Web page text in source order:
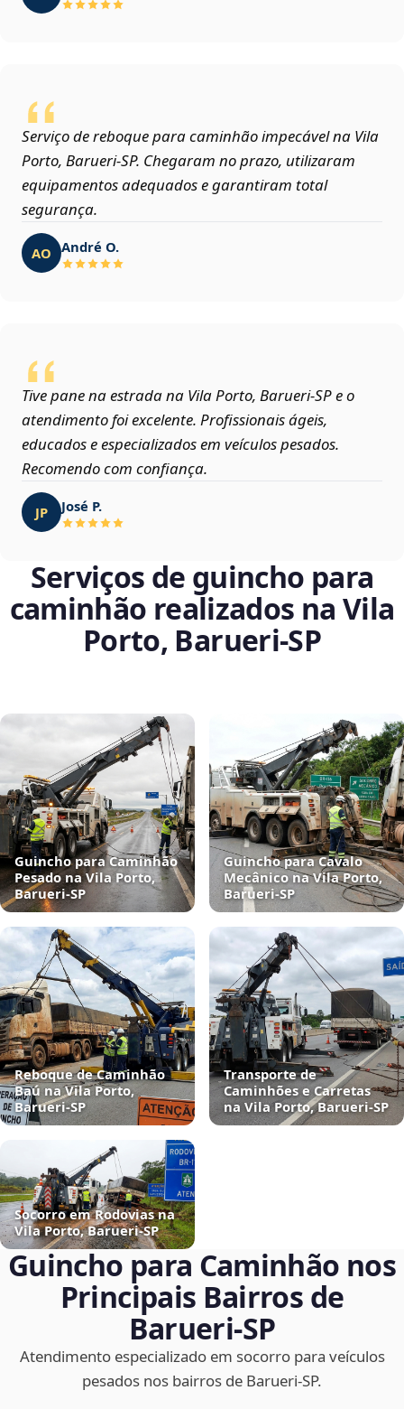
Serviço de reboque para caminhão impecável na Vila
Porto, Barueri‑SP. Chegaram no prazo, utilizaram
equipamentos adequados e garantiram total
segurança.
AO André O.
Tive pane na estrada na Vila Porto, Barueri‑SP e o
atendimento foi excelente. Profissionais ágeis,
educados e especializados em veículos pesados.
Recomendo com confiança.
JP José P.
Serviços de guincho para
caminhão realizados na Vila
Porto, Barueri‑SP
Guincho para Caminhão
Pesado na Vila Porto,
Barueri‑SP
Guincho para Cavalo
Mecânico na Vila Porto,
Barueri‑SP
Reboque de Caminhão
Baú na Vila Porto,
Barueri‑SP
Transporte de
Caminhões e Carretas
na Vila Porto, Barueri‑SP
Socorro em Rodovias na
Vila Porto, Barueri‑SP
Guincho para Caminhão nos
Principais Bairros de
Barueri‑SP
Atendimento especializado em socorro para veículos
pesados nos bairros de Barueri‑SP.